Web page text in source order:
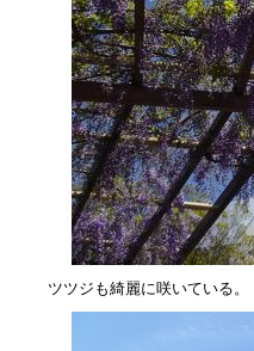
ツツジも綺麗に咲いている。